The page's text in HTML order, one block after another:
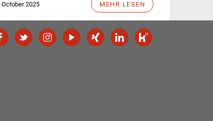
October 2025 MEHR LESEN